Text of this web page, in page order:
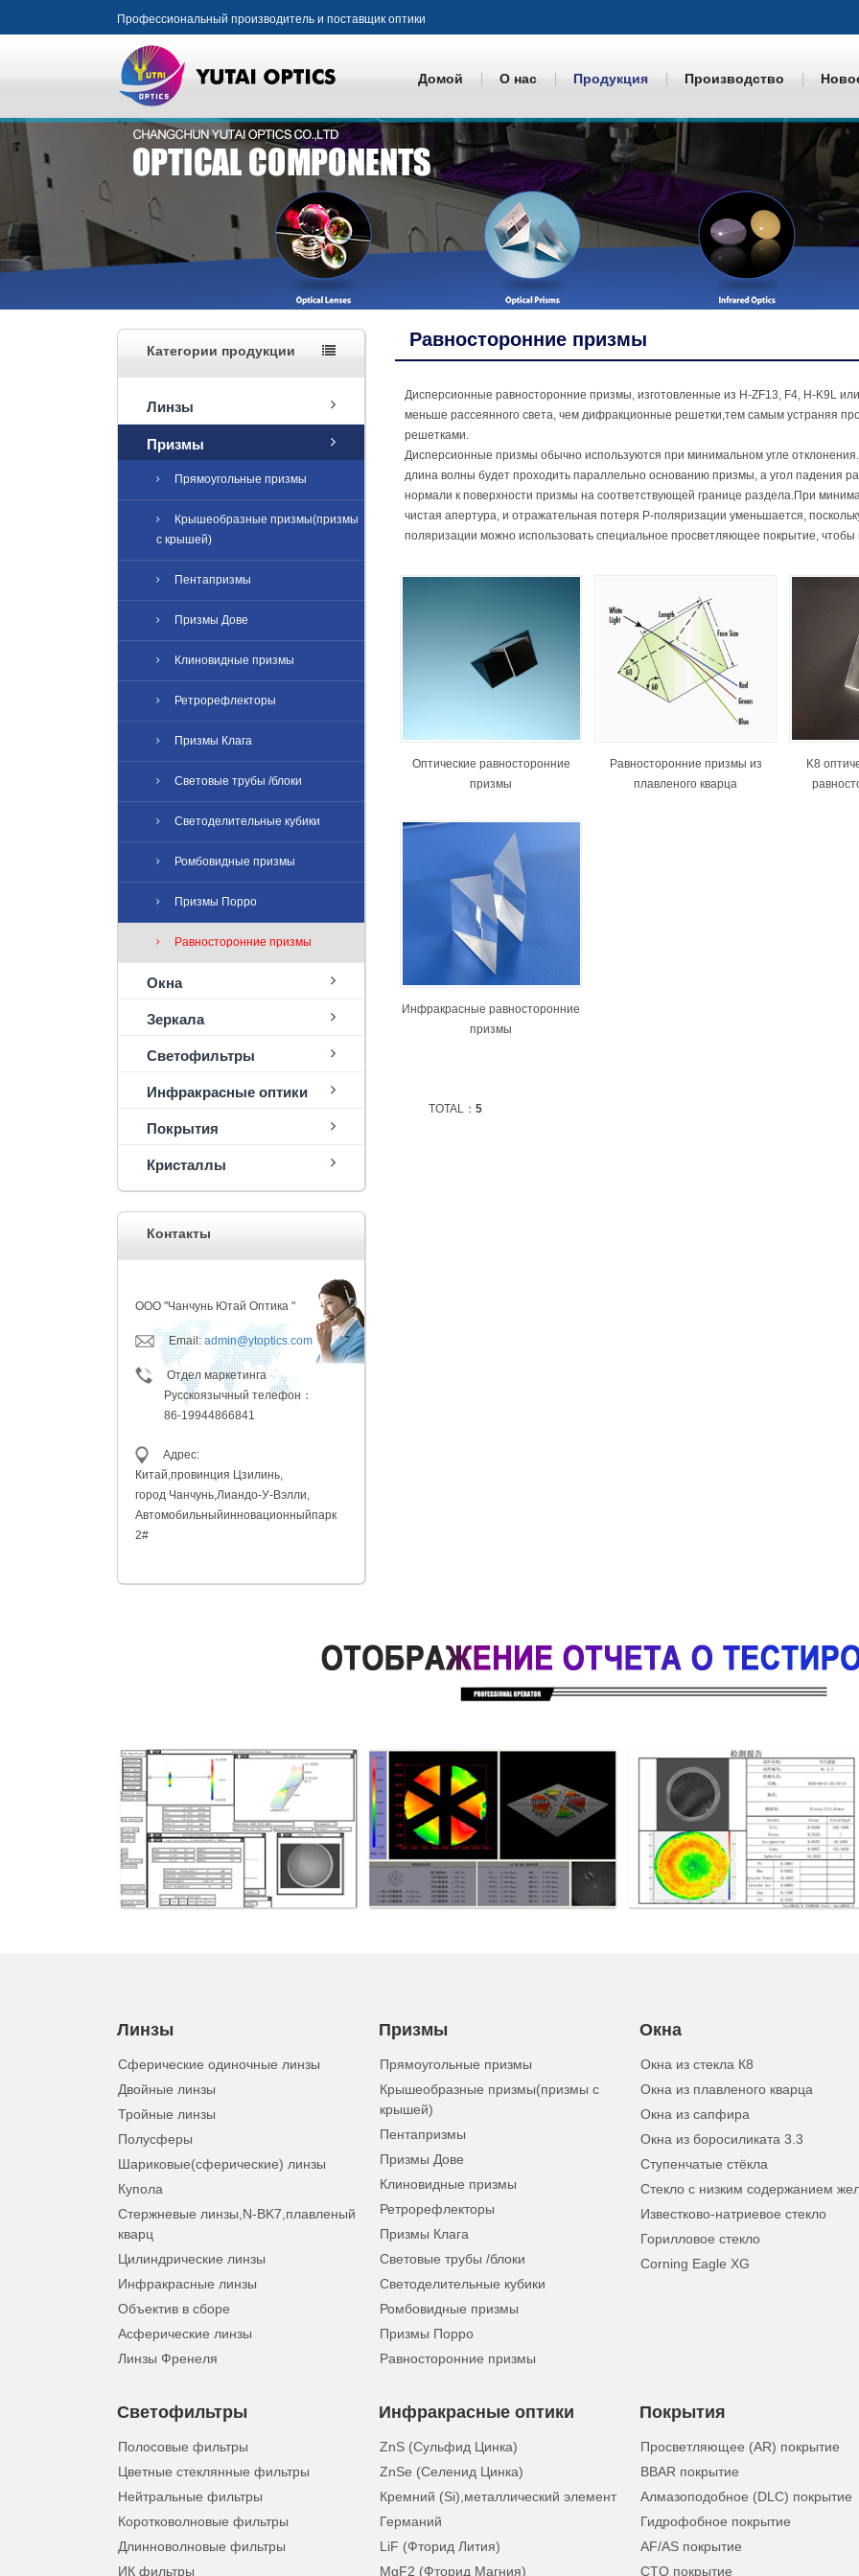
Профессиональный производитель и поставщик оптики
Домой О нас Продукция Производство
Категории продукции
Линзы
Призмы
Прямоугольные призмы
Крышеобразные призмы(призмы
с крышей)
Пентапризмы
Призмы Дове
Клиновидные призмы
Ретрорефлекторы
Призмы Клага
Световые трубы /блоки
Светоделительные кубики
Ромбовидные призмы
Призмы Порро
Равносторонние призмы
Окна
Зеркала
Светофильтры
Инфракрасные оптики
Покрытия
Кристаллы
Контакты
ООО "Чанчунь Ютай Оптика "
Email:admin@ytoptics.com
Отдел маркетинга
Русскоязычный телефон：
86-19944866841
Адрес:
Китай,провинция Цзилинь,
город Чанчунь,Лиандо-У-Вэлли,
Автомобильныйинновационныйпарк
2#
Равносторонние призмы
Дисперсионные равносторонние призмы, изготовленные из H-ZF13, F4, H-K9L
меньше рассеянного света, чем дифракционные решетки,тем самым устраняя
решетками.
Дисперсионные призмы обычно используются при минимальном угле
длина волны будет проходить параллельно основанию призмы, а угол падения
нормали к поверхности призмы на соответствующей границе раздела.При
чистая апертура, и отражательная потеря P-поляризации уменьшается,
поляризации можно использовать специальное просветляющее покрытие,
Оптические равносторонние
призмы
Равносторонние призмы из
плавленого кварца
K8
Инфракрасные равносторонние
призмы
TOTAL： 5
Линзы
Сферические одиночные линзы
Двойные линзы
Тройные линзы
Полусферы
Шариковые(сферические) линзы
Купола
Стержневые линзы,N-BK7,плавленый
кварц
Цилиндрические линзы
Инфракрасные линзы
Объектив в сборе
Асферические линзы
Линзы Френеля
Призмы
Прямоугольные призмы
Крышеобразные призмы(призмы с
крышей)
Пентапризмы
Призмы Дове
Клиновидные призмы
Ретрорефлекторы
Призмы Клага
Световые трубы /блоки
Светоделительные кубики
Ромбовидные призмы
Призмы Порро
Равносторонние призмы
Окна
Окна из стекла К8
Окна из плавленого кварца
Окна из сапфира
Окна из боросиликата 3.3
Ступенчатые стёкла
Стекло с низким содержанием
Известково-натриевое стекло
Горилловое стекло
Corning Eagle XG
Светофильтры
Полосовые фильтры
Цветные стеклянные фильтры
Нейтральные фильтры
Коротковолновые фильтры
Длинноволновые фильтры
ИК фильтры
Инфракрасные оптики
ZnS (Сульфид Цинка)
ZnSe (Селенид Цинка)
Кремний (Si),металлический элемент
Германий
LiF (Фторид Лития)
MgF2 (Фторид Магния)
Покрытия
Просветляющее (AR) покрытие
BBAR покрытие
Алмазоподобное (DLC) покрытие
Гидрофобное покрытие
AF/AS покрытие
CTO покрытие